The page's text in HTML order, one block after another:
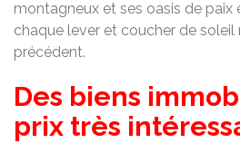
montagneux et ses oasis de paix
chaque lever et coucher de soleil
précédent.
Des biens
prix très